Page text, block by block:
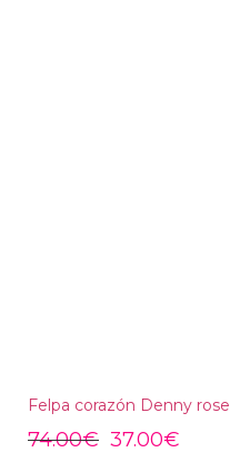
Felpa corazón Denny rose
74.00€ 37.00€